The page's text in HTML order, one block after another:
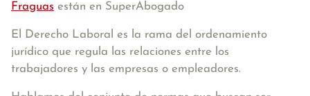
Fraguas están en SuperAbogado
El Derecho Laboral es la rama del ordenamiento
jurídico que regula las relaciones entre los
trabajadores y las empresas o empleadores.